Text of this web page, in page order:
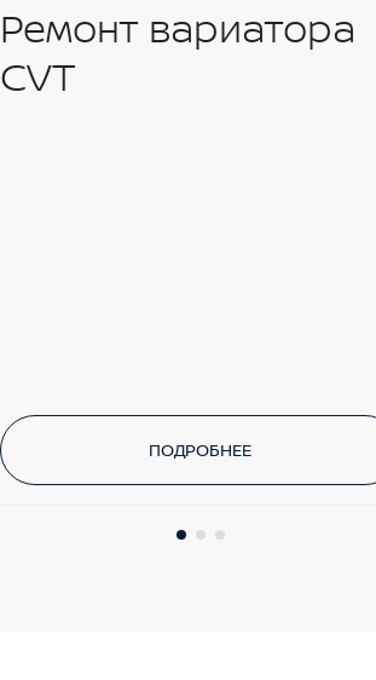
Ремонт вариатора
CVT
ПОДРОБНЕЕ